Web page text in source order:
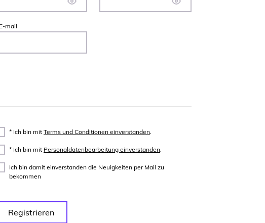
mail
* Ich bin mit Terms und Conditionen einverstanden.
* Ich bin mit Personaldatenbearbeitung einverstanden.
Ich bin damit einverstanden die Neuigkeiten per Mail zu
bekommen
Registrieren